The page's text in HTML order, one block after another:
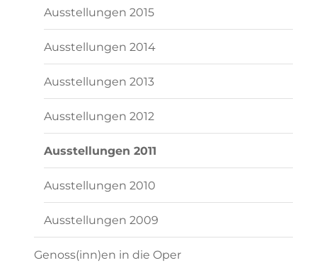
Ausstellungen 2015
Ausstellungen 2014
Ausstellungen 2013
Ausstellungen 2012
Ausstellungen 2011
Ausstellungen 2010
Ausstellungen 2009
Genoss(inn)en in die Oper